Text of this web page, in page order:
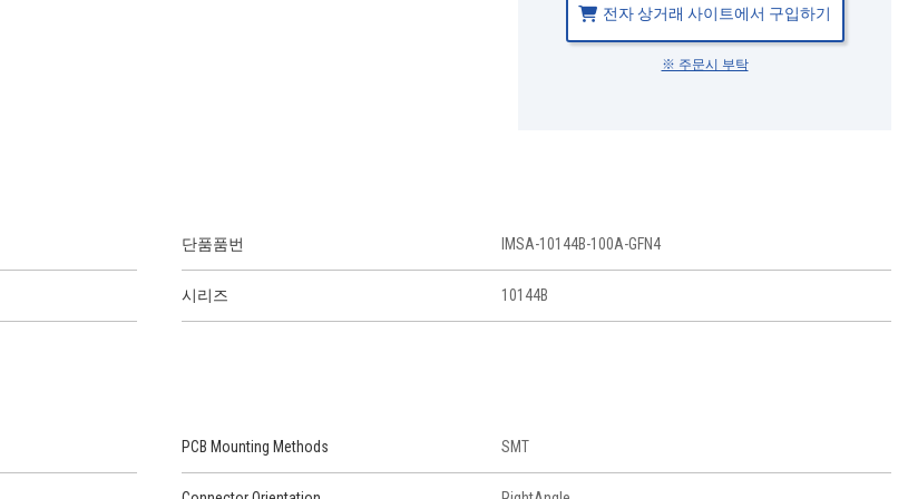
전자 상거래 사이트에서 구입하기
※ 주문시 부탁
단품품번 IMSA-10144B-100A-GFN4
시리즈 10144B
PCB Mounting Methods SMT